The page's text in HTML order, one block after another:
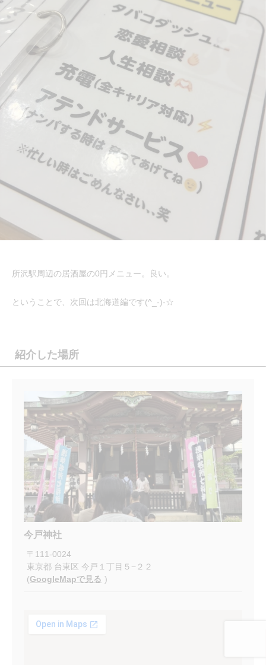
所沢駅周辺の居酒屋の0円メニュー。良い。
ということで、次回は北海道編です(^_-)-☆
紹介した場所
今戸神社
〒 111-0024
東京都 台東区 今戸１丁目５−２２
(GoogleMapで見る )